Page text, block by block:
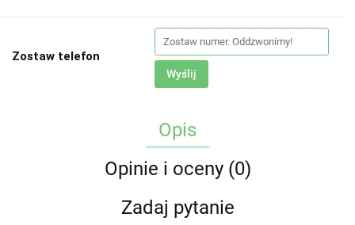
Zostaw telefon
Wyślij
Opis
Opinie i oceny (0)
Zadaj pytanie